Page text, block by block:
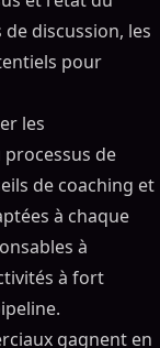
discussion, les
pour
les
de
de coaching et
à chaque
à
à fort
gagnent en